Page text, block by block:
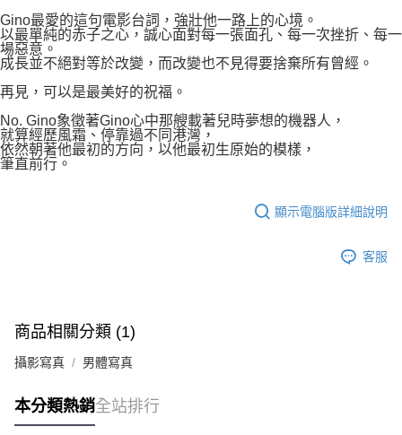
Gino最愛的這句電影台詞，強壯他一路上的心境。
以最單純的赤子之心，誠心面對每一張面孔、每一次挫折、每一
場惡意。
成長並不絕對等於改變，而改變也不見得要捨棄所有曾經。
再見，可以是最美好的祝福。
No. Gino象徵著Gino心中那艘載著兒時夢想的機器人，
就算經歷風霜、停靠過不同港灣，
依然朝著他最初的方向，以他最初生原始的模樣，
筆直前行。
顯示電腦版詳細說明
客服
商品相關分類 (1)
攝影寫真 男體寫真
本分類熱銷全站排行